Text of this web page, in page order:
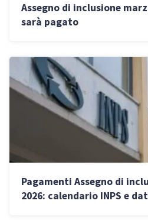
Assegno di inclusione
sarà pagato
Pagamenti Assegno di
2026: calendario INPS e